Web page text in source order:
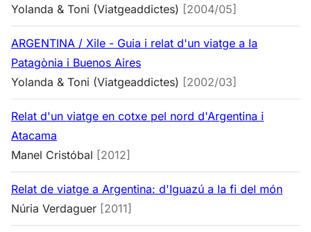
Uruguai › Veneçuela ›
Xile ›
Yolanda & Toni (Viatgeaddictes) [2004/05]
ARGENTINA / Xile - Guia i relat d'un viatge a la
Patagònia i Buenos Aires
Yolanda & Toni (Viatgeaddictes) [2002/03]
Relat d'un viatge en cotxe pel nord d'Argentina i
Atacama
Manel Cristóbal [2012]
Relat de viatge a Argentina: d'Iguazú a la fi del món
Núria Verdaguer [2011]